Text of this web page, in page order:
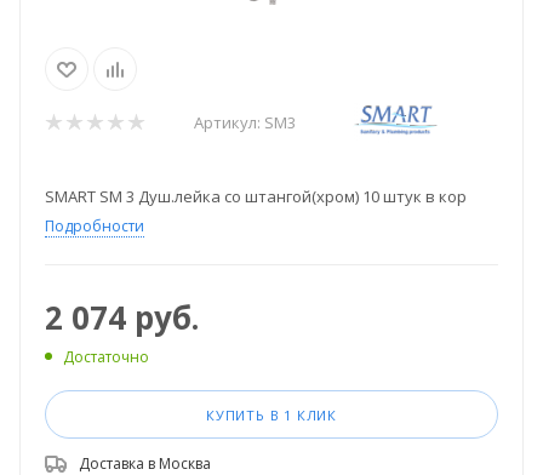
Артикул: SM3
SMART SM 3 Душ.лейка со штангой(хром) 10 штук в кор
Подробности
2 074 руб.
Достаточно
КУПИТЬ В 1 КЛИК
Доставка в Москва